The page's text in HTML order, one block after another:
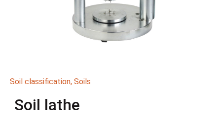
Soil classification, Soils
Soil lathe